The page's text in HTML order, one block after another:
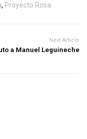
, Proyecto Rosa
Next Article
a Manuel Leguineche